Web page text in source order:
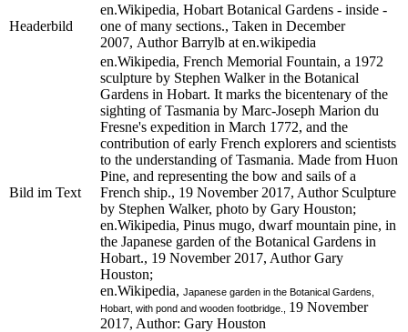
Headerbild
en.Wikipedia, Hobart Botanical Gardens - inside -
one of many sections., Taken in December
2007, Author Barrylb at en.wikipedia
Bild im Text
en.Wikipedia, French Memorial Fountain, a 1972
sculpture by Stephen Walker in the Botanical
Gardens in Hobart. It marks the bicentenary of the
sighting of Tasmania by Marc-Joseph Marion du
Fresne's expedition in March 1772, and the
contribution of early French explorers and scientists
to the understanding of Tasmania. Made from Huon
Pine, and representing the bow and sails of a
French ship., 19 November 2017, Author Sculpture
by Stephen Walker, photo by Gary Houston;
en.Wikipedia, Pinus mugo, dwarf mountain pine, in
the Japanese garden of the Botanical Gardens in
Hobart., 19 November 2017, Author Gary
Houston;
en.Wikipedia, Japanese garden in the Botanical Gardens,
Hobart, with pond and wooden footbridge., 19 November
2017, Author: Gary Houston